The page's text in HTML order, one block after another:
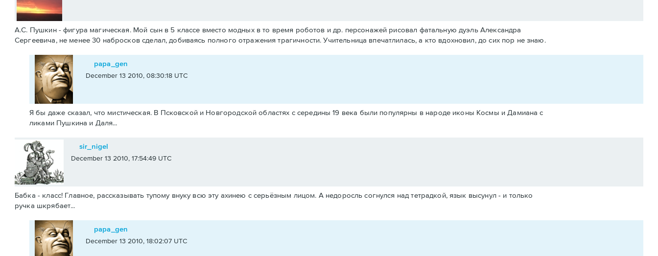
А.С. Пушкин - фигура магическая. Мой сын в 5 классе вместо модных в то время роботов и др. персонажей рисовал фатальную дуэль Александра
Сергеевича, не менее 30 набросков сделал, добиваясь полного отражения трагичности. Учительница впечатлилась, а кто вдохновил, до сих пор не знаю.
papa_gen
December 13 2010, 08:30:18 UTC
Я бы даже сказал, что мистическая. В Псковской и Новгородской областях с середины 19 века были популярны в народе иконы Космы и Дамиана с
ликами Пушкина и Даля...
sir_nigel
December 13 2010, 17:54:49 UTC
Бабка - класс! Главное, рассказывать тупому внуку всю эту ахинею с серьёзным лицом. А недоросль согнулся над тетрадкой, язык высунул - и только
ручка шкрябает...
papa_gen
December 13 2010, 18:02:07 UTC